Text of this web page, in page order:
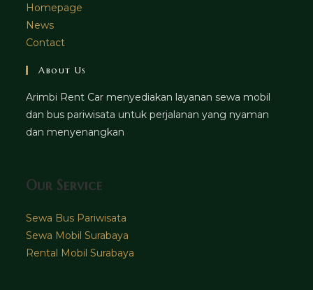
Homepage
News
Contact
About Us
Arimbi Rent Car menyediakan layanan sewa mobil
dan bus pariwisata untuk perjalanan yang nyaman
dan menyenangkan
Our Service
Sewa Bus Pariwisata
Sewa Mobil Surabaya
Rental Mobil Surabaya